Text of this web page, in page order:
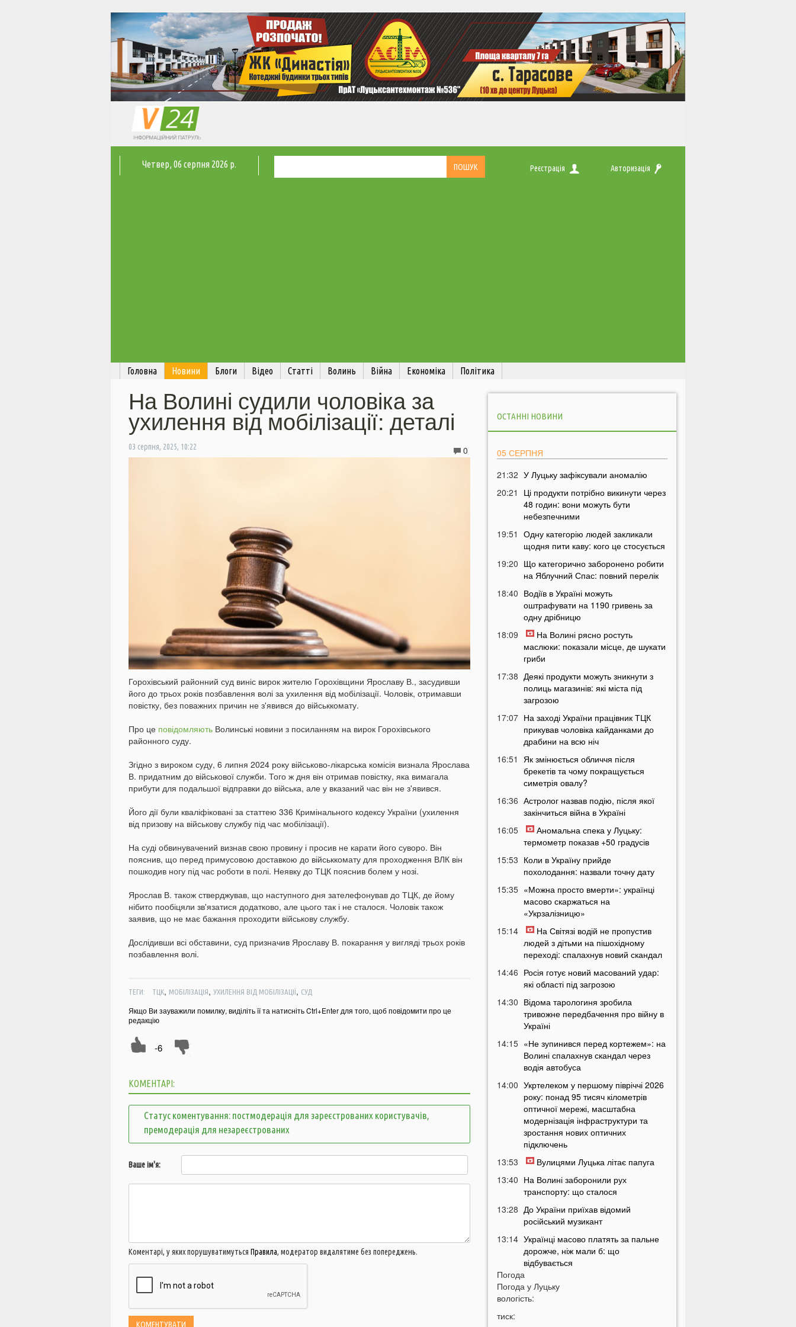
Четвер, 06 серпня 2026 р. Реєстрація Авторизація
Головна Новини Блоги Відео Статті Волинь Війна Економіка Політика
На Волині судили чоловіка за
ухилення від мобілізації: деталі
03 серпня, 2025, 10:22 0
Горохівський районний суд виніс вирок жителю Горохівщини Ярославу В., засудивши
його до трьох років позбавлення волі за ухилення від мобілізації. Чоловік, отримавши
повістку, без поважних причин не з'явився до військкомату.
Про це повідомляють Волинські новини з посиланням на вирок Горохівського
районного суду.
Згідно з вироком суду, 6 липня 2024 року військово-лікарська комісія визнала Ярослава
В. придатним до військової служби. Того ж дня він отримав повістку, яка вимагала
прибути для подальшої відправки до війська, але у вказаний час він не з'явився.
Його дії були кваліфіковані за статтею 336 Кримінального кодексу України (ухилення
від призову на військову службу під час мобілізації).
На суді обвинувачений визнав свою провину і просив не карати його суворо. Він
пояснив, що перед примусовою доставкою до військкомату для проходження ВЛК він
пошкодив ногу під час роботи в полі. Неявку до ТЦК пояснив болем у нозі.
Ярослав В. також стверджував, що наступного дня зателефонував до ТЦК, де йому
нібито пообіцяли зв'язатися додатково, але цього так і не сталося. Чоловік також
заявив, що не має бажання проходити військову службу.
Дослідивши всі обставини, суд призначив Ярославу В. покарання у вигляді трьох років
позбавлення волі.
ТЕГИ: ТЦК, МОБІЛІЗАЦІЯ, УХИЛЕННЯ ВІД МОБІЛІЗАЦІЇ, СУД
Якщо Ви зауважили помилку, виділіть її та натисніть Ctrl+Enter для того, щоб повідомити про це
редакцію
-6
КОМЕНТАРІ:
Статус коментування: постмодерація для зареєстрованих користувачів,
премодерація для незареєстрованих
Ваше ім'я:
Коментарі, у яких порушуватимуться Правила, модератор видалятиме без попереджень.
ОСТАННІ НОВИНИ
05 СЕРПНЯ
21:32 У Луцьку зафіксували аномалію
20:21
Ці продукти потрібно викинути через
48 годин: вони можуть бути
небезпечними
19:51
Одну категорію людей закликали
щодня пити каву: кого це стосується
19:20 Що категорично заборонено робити
на Яблучний Спас: повний перелік
18:40 Водіїв в Україні можуть
оштрафувати на 1190 гривень за
одну дрібницю
18:09
На Волині рясно ростуть
маслюки: показали місце, де шукати
гриби
17:38 Деякі продукти можуть зникнути з
полиць магазинів: які міста під
загрозою
17:07 На заході України працівник ТЦК
прикував чоловіка кайданками до
драбини на всю ніч
16:51
Як змінюється обличчя після
брекетів та чому покращується
симетрія овалу?
16:36 Астролог назвав подію, після якої
закінчиться війна в Україні
16:05
Аномальна спека у Луцьку:
термометр показав +50 градусів
15:53 Коли в Україну прийде
похолодання: назвали точну дату
15:35 «Можна просто вмерти»: українці
масово скаржаться на
«Укрзалізницю»
15:14
На Світязі водій не пропустив
людей з дітьми на пішохідному
переході: спалахнув новий скандал
14:46 Росія готує новий масований удар:
які області під загрозою
14:30 Відома тарологиня зробила
тривожне передбачення про війну в
Україні
14:15 «Не зупинився перед кортежем»: на
Волині спалахнув скандал через
водія автобуса
14:00 Укртелеком у першому півріччі 2026
року: понад 95 тисяч кілометрів
оптичної мережі, масштабна
модернізація інфраструктури та
зростання нових оптичних
підключень
13:53
Вулицями Луцька літає папуга
13:40 На Волині заборонили рух
транспорту: що сталося
13:28 До України приїхав відомий
російський музикант
13:14 Українці масово платять за пальне
дорожче, ніж мали б: що
відбувається
12:45 Українців попередили про
повернення графіків відключень
світла
12:26
Погода
Погода у Луцьку
вологість:
тиск: